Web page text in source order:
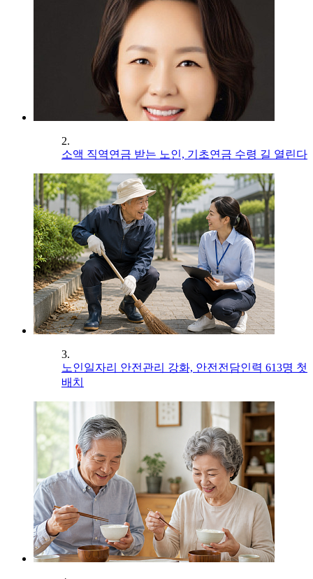
2.
소액 직역연금 받는 노인, 기초연금 수령 길 열린다
3.
노인일자리 안전관리 강화, 안전전담인력 613명 첫
배치